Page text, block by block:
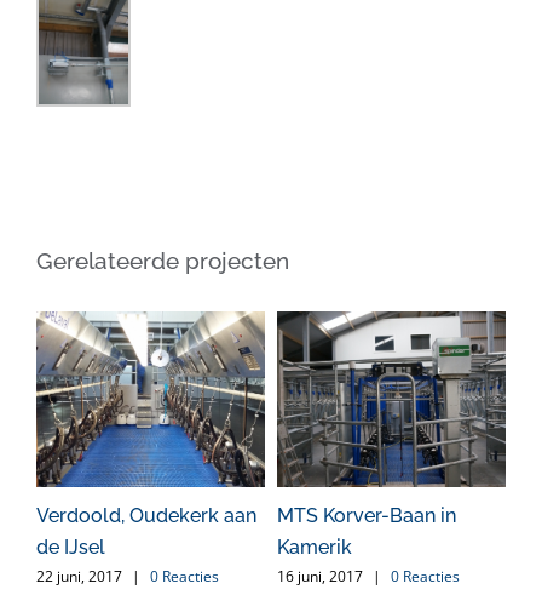
Gerelateerde projecten
Verdoold, Oudekerk aan
de IJsel
22 juni, 2017 | 0 Reacties
MTS Korver-Baan in
Kamerik
16 juni, 2017 | 0 Reacties